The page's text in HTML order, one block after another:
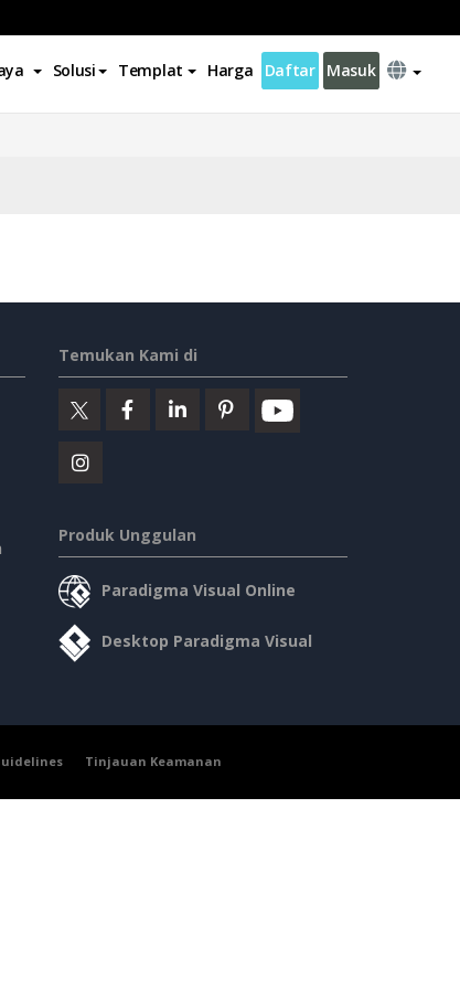
Solusi Templat Harga Daftar Masuk
Temukan Kami di
Produk Unggulan
Paradigma Visual Online
Desktop Paradigma Visual
Tinjauan Keamanan